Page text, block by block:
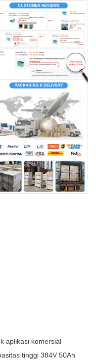
aplikasi komersial
tinggi 384V 50Ah